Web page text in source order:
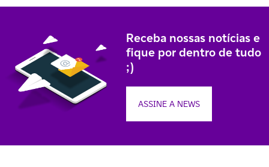
Receba nossas notícias e
fique por dentro de tudo
;)
ASSINE A NEWS